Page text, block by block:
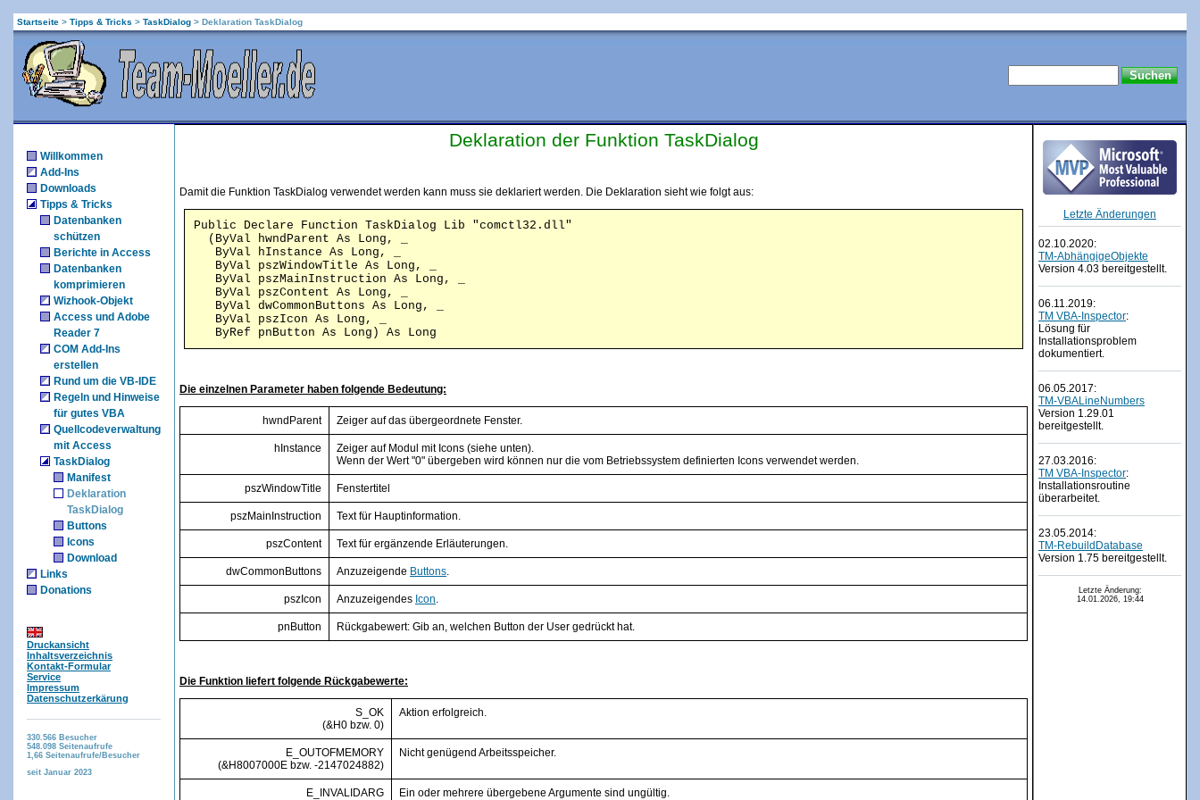
Startseite > Tipps & Tricks > TaskDialog > Deklaration TaskDialog
Willkommen
Add-Ins
Downloads
Tipps & Tricks
Datenbanken
schützen
Berichte in Access
Datenbanken
komprimieren
Wizhook-Objekt
Access und Adobe
Reader 7
COM Add-Ins
erstellen
Rund um die VB-IDE
Regeln und Hinweise
für gutes VBA
Quellcodeverwaltung
mit Access
TaskDialog
Manifest
Deklaration
TaskDialog
Buttons
Icons
Download
Links
Donations
Druckansicht
Inhaltsverzeichnis
Kontakt-Formular
Service
Impressum
Datenschutzerkärung
330.566 Besucher
548.098 Seitenaufrufe
1,66 Seitenaufrufe/Besucher
seit Januar 2023
Deklaration der Funktion TaskDialog
Damit die Funktion TaskDialog verwendet werden kann muss sie deklariert werden. Die Deklaration sieht wie folgt aus:
Public Declare Function TaskDialog Lib "comctl32.dll"
(ByVal hwndParent As Long, _
ByVal hInstance As Long, _
ByVal pszWindowTitle As Long, _
ByVal pszMainInstruction As Long, _
ByVal pszContent As Long, _
ByVal dwCommonButtons As Long, _
ByVal pszIcon As Long, _
ByRef pnButton As Long) As Long
Die einzelnen Parameter haben folgende Bedeutung:
hwndParent Zeiger auf das übergeordnete Fenster.
hInstance
Zeiger auf Modul mit Icons (siehe unten).
Wenn der Wert "0" übergeben wird können nur die vom Betriebssystem definierten Icons verwendet werden.
pszWindowTitle Fenstertitel
pszMainInstruction Text für Hauptinformation.
pszContent Text für ergänzende Erläuterungen.
dwCommonButtons Anzuzeigende Buttons.
pszIcon Anzuzeigendes Icon.
pnButton Rückgabewert: Gib an, welchen Button der User gedrückt hat.
Die Funktion liefert folgende Rückgabewerte:
S_OK
(&H0 bzw. 0)
Aktion erfolgreich.
E_OUTOFMEMORY
(&H8007000E bzw. -2147024882)
Nicht genügend Arbeitsspeicher.
E_INVALIDARG
Ein oder mehrere übergebene Argumente sind ungültig.
Letzte Änderungen
02.10.2020:
TM-AbhängigeObjekte
Version 4.03 bereitgestellt.
06.11.2019:
TM VBA-Inspector:
Lösung für
Installationsproblem
dokumentiert.
06.05.2017:
TM-VBALineNumbers
Version 1.29.01
bereitgestellt.
27.03.2016:
TM VBA-Inspector:
Installationsroutine
überarbeitet.
23.05.2014:
TM-RebuildDatabase
Version 1.75 bereitgestellt.
Letzte Änderung:
14.01.2026, 19:44